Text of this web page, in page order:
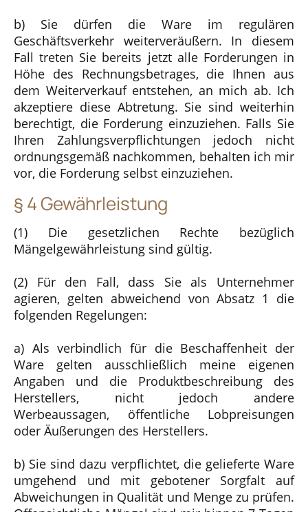
b) Sie dürfen die Ware im regulären
Geschäftsverkehr weiterveräußern. In diesem
Fall treten Sie bereits jetzt alle Forderungen in
Höhe des Rechnungsbetrages, die Ihnen aus
dem Weiterverkauf entstehen, an mich ab. Ich
akzeptiere diese Abtretung. Sie sind weiterhin
berechtigt, die Forderung einzuziehen. Falls Sie
Ihren Zahlungsverpflichtungen jedoch nicht
ordnungsgemäß nachkommen, behalten ich mir
vor, die Forderung selbst einzuziehen.
§ 4 Gewährleistung
(1) Die gesetzlichen Rechte bezüglich
Mängelgewährleistung sind gültig.
(2) Für den Fall, dass Sie als Unternehmer
agieren, gelten abweichend von Absatz 1 die
folgenden Regelungen:
a) Als verbindlich für die Beschaffenheit der
Ware gelten ausschließlich meine eigenen
Angaben und die Produktbeschreibung des
Herstellers, nicht jedoch andere
Werbeaussagen, öffentliche Lobpreisungen
oder Äußerungen des Herstellers.
b) Sie sind dazu verpflichtet, die gelieferte Ware
umgehend und mit gebotener Sorgfalt auf
Abweichungen in Qualität und Menge zu prüfen.